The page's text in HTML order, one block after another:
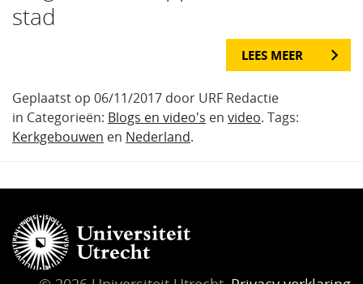
stad
LEES MEER
Geplaatst op 06/11/2017 door URF Redactie
in Categorieën: Blogs en video's en video. Tags:
Kerkgebouwen en Nederland.